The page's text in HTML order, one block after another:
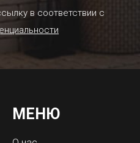
в соответствии с
МЕНЮ